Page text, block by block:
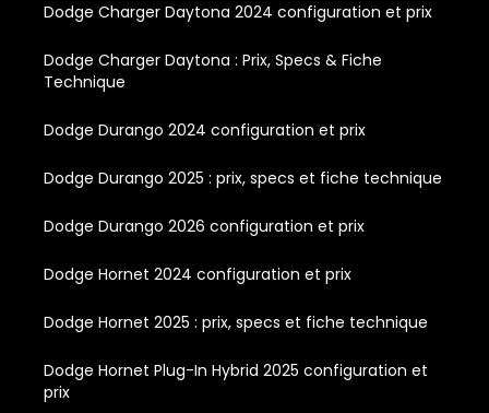
Dodge Charger Daytona 2024 configuration et prix
Dodge Charger Daytona : Prix, Specs & Fiche
Technique
Dodge Durango 2024 configuration et prix
Dodge Durango 2025 : prix, specs et fiche technique
Dodge Durango 2026 configuration et prix
Dodge Hornet 2024 configuration et prix
Dodge Hornet 2025 : prix, specs et fiche technique
Dodge Hornet Plug-In Hybrid 2025 configuration et
prix